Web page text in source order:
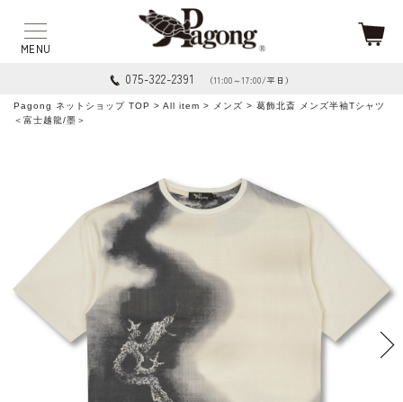
075-322-2391 （11:00～17:00/平日）
Pagong ネットショップ TOP > All item > メンズ > 葛飾北斎 メンズ半袖Tシャツ
＜富士越龍/墨＞